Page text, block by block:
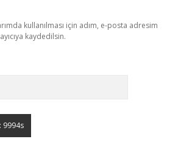
kullanılması için adım, e-posta adresim
kaydedilsin.